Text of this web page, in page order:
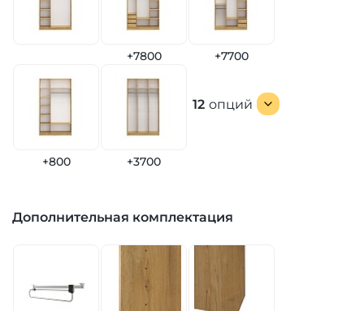
+7800 +7700
+800 +3700
12 опций
Дополнительная комплектация